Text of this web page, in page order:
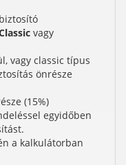
vagy
vagy classic típus
önrésze
(15%)
egyidőben
a kalkulátorban